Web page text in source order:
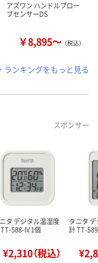
アズワン ハンドルプロー
ブセンサーDS
￥8,895～ （税込）
ランキングをもっと見る
スポンサー
タ デジタル温湿度
588-IV 1個
¥2,310（税込）
タニタ
計 TT-